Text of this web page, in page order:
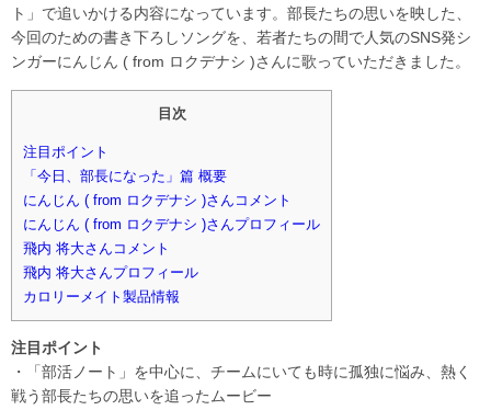
ト」で追いかける内容になっています。部長たちの思いを映した、
今回のための書き下ろしソングを、若者たちの間で人気のSNS発シ
ンガーにんじん ( from ロクデナシ )さんに歌っていただきました。
目次
注目ポイント
「今日、部長になった」篇 概要
にんじん ( from ロクデナシ )さんコメント
にんじん ( from ロクデナシ )さんプロフィール
飛内 将大さんコメント
飛内 将大さんプロフィール
カロリーメイト製品情報
注目ポイント
・「部活ノート」を中心に、チームにいても時に孤独に悩み、熱く
戦う部長たちの思いを追ったムービー